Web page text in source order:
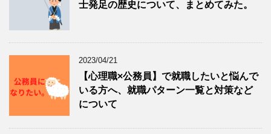
士発足の歴史について、まとめてみた。
2023/04/21
【心理職×公務員】で就職したいと悩んで
いる方へ、就職パターン一覧と対策など
について